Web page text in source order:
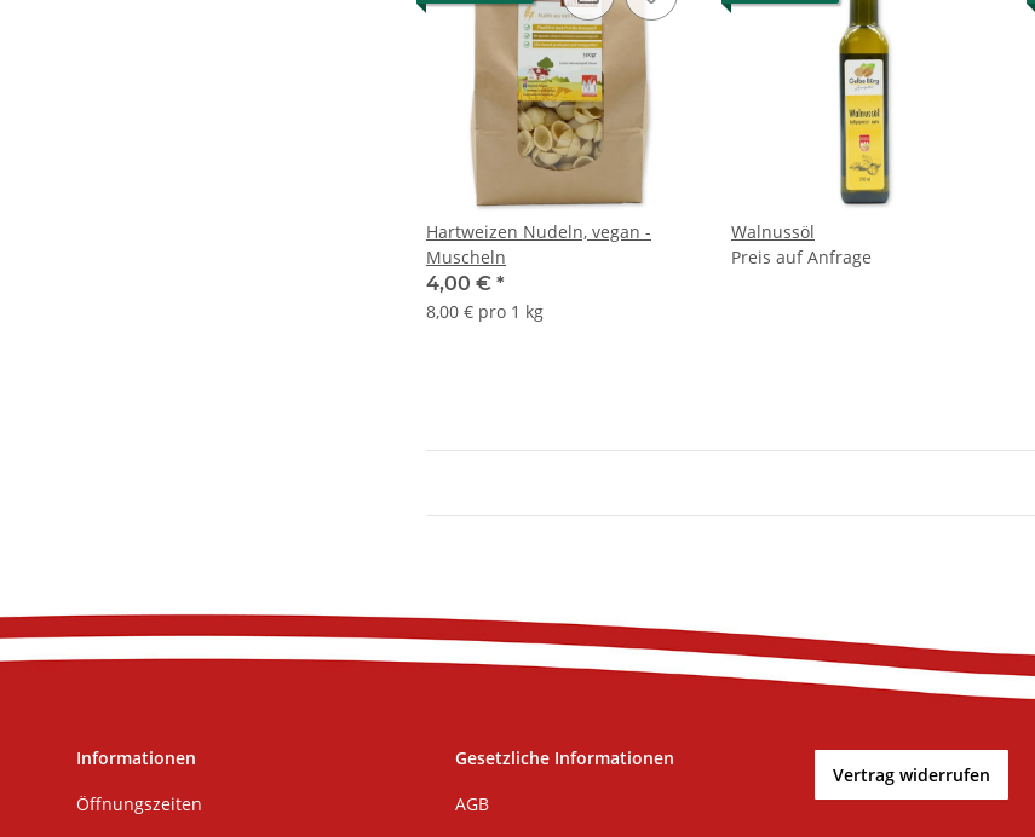
Hartweizen Nudeln, vegan -
Muscheln
4,00 € *
8,00 € pro 1 kg
Walnussöl
Preis auf Anfrage
Informationen
Öffnungszeiten
Gesetzliche Informationen
AGB
Vertrag widerrufen